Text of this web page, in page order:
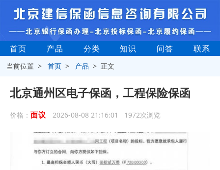
首页 产品 分类 知识 问答 联系
当前位置 >首页 > 产品 > 正文
北京通州区电子保函，工程保险保函
价格： 面议 2026-08-08 21:16:01 1972次浏览